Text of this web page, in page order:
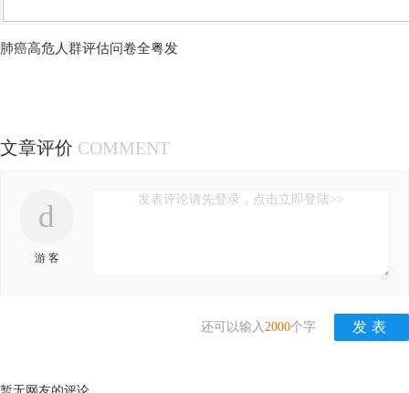
肺癌高危人群评估问卷全粤发
文章评价 COMMENT
d
游 客
发表评论请先登录，点击立即登陆>>
还可以输入 2000个字
暂无网友的评论